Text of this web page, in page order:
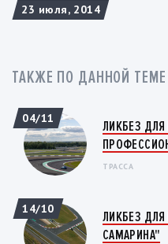
23 июля, 2014
ТАКЖЕ ПО ДАННОЙ ТЕМЕ
ЛИКБЕЗ
ТРАССА
04/11
ЛИКБЕЗ
САМАРИНА"
14/10